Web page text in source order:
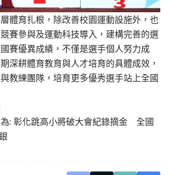
體育扎根，除改善校園運動設施外，也
賽參與及運動科技導入，建構完善的選
賽優異成績，不僅是選手個人努力成
深耕體育教育與人才培育的具體成效，
教練團隊，培育更多優秀選手站上全國
: 彰化跳高小將破大會紀錄摘金 全國